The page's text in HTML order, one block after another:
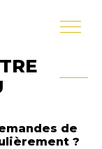
de
?